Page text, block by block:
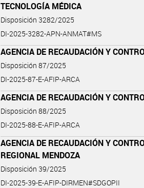
TECNOLOGÍA MÉDICA
Disposición 3282/2025
DI-2025-3282-APN-ANMAT#MS
AGENCIA DE RECAUDACIÓN Y
Disposición 87/2025
DI-2025-87-E-AFIP-ARCA
AGENCIA DE RECAUDACIÓN Y
Disposición 88/2025
DI-2025-88-E-AFIP-ARCA
AGENCIA DE RECAUDACIÓN Y
REGIONAL MENDOZA
Disposición 39/2025
DI-2025-39-E-AFIP-DIRMEN#SDGOPII